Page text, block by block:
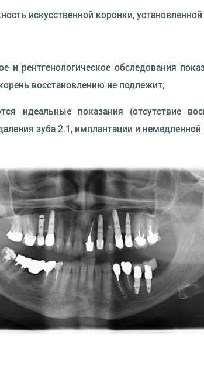
искусственной коронки,
обследования
восстановлению не подлежит;
показания (отсутствие
зуба 2.1, имплантации и немедленной